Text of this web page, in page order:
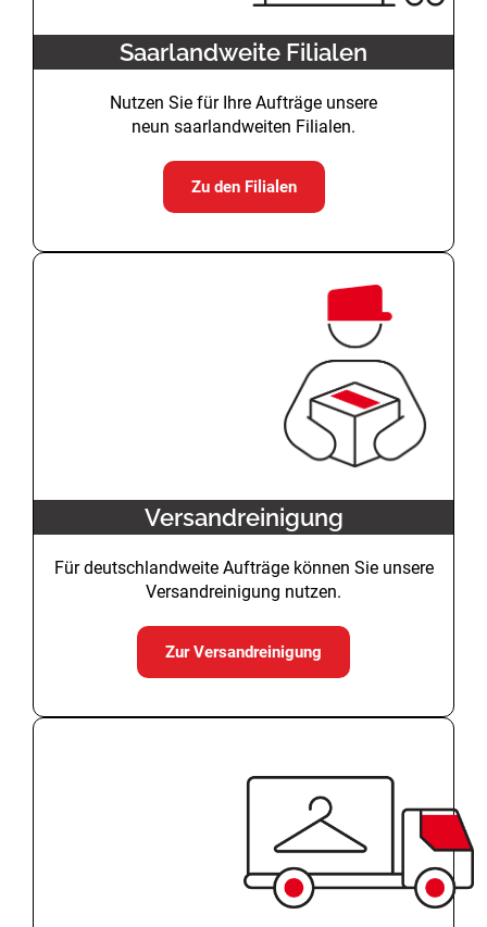
Saarlandweite Filialen
Nutzen Sie für Ihre Aufträge unsere
neun saarlandweiten Filialen.
Zu den Filialen
Versandreinigung
Für deutschlandweite Aufträge können Sie unsere
Versandreinigung nutzen.
Zur Versandreinigung